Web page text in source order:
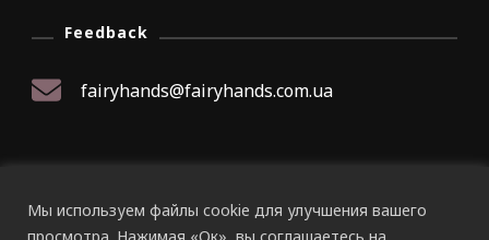
Мы используем файлы cookie для улучшения вашего
просмотра. Нажимая «Ок», вы соглашаетесь на
Feedback
fairyhands@fairyhands.com.ua
© Авторское право 2026Fairy Hands. Все права